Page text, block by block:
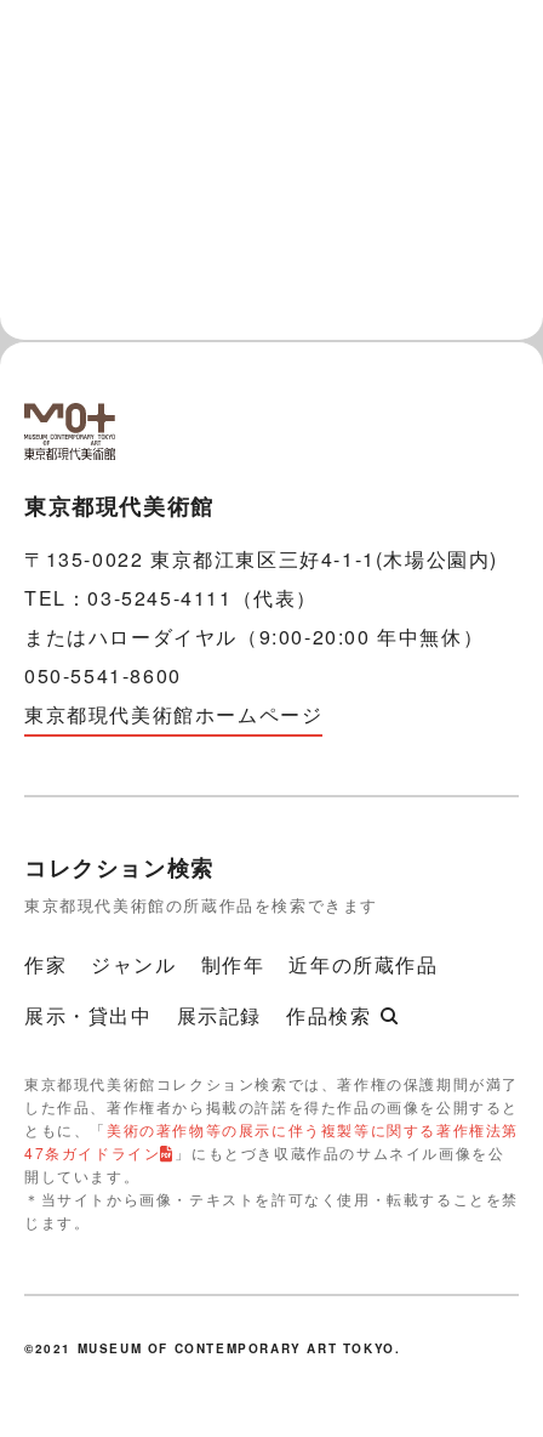
東京都現代美術館
〒135-0022 東京都江東区三好4-1-1(木場公園内)
TEL：03-5245-4111（代表）
またはハローダイヤル（9:00-20:00 年中無休）
050-5541-8600
東京都現代美術館ホームページ
コレクション検索
東京都現代美術館の所蔵作品を検索できます
作家 ジャンル 制作年
近年の所蔵作品
展示・貸出中
展示記録 作品検索
東京都現代美術館コレクション検索では、著作権の保護期間が満了
した作品、著作権者から掲載の許諾を得た作品の画像を公開すると
ともに、「美術の著作物等の展示に伴う複製等に関する著作権法第
47条ガイドライン
」にもとづき収蔵作品のサムネイル画像を公
開しています。
＊当サイトから画像・テキストを許可なく使用・転載することを禁
じます。
©2021 MUSEUM OF CONTEMPORARY ART TOKYO.